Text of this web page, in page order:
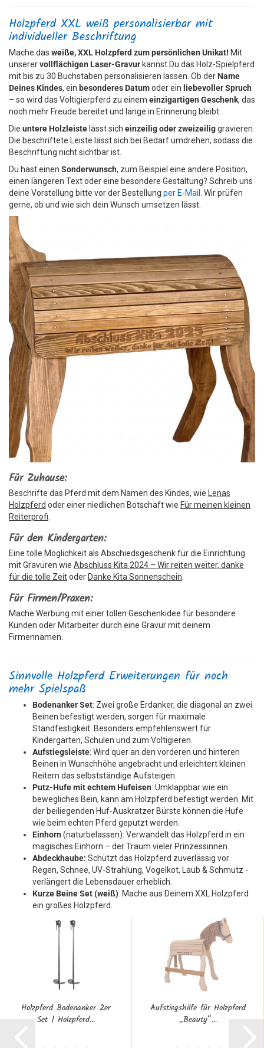
Holzpferd XXL weiß personalisierbar mit
individueller Beschriftung
Mache das weiße, XXL Holzpferd zum persönlichen Unikat! Mit
unserervollflächigen Laser-Gravur kannst Du das Holz-Spielpferd
mit bis zu 30 Buchstaben personalisieren lassen. Ob der Name
Deines Kindes, ein besonderes Datumoder ein liebevoller Spruch
– so wird das Voltigierpferd zu einem einzigartigen Geschenk, das
noch mehr Freude bereitet und lange in Erinnerung bleibt.
Die untere Holzleiste lässt sich einzeilig oder zweizeiliggravieren.
Die beschriftete Leiste lässt sich bei Bedarf umdrehen, sodass die
Beschriftung nicht sichtbar ist.
Du hast einen Sonderwunsch, zum Beispiel eine andere Position,
einen längeren Text oder eine besondere Gestaltung? Schreib uns
deine Vorstellung bitte vor der Bestellung per E-Mail
. Wir prüfen
gerne, ob und wie sich dein Wunsch umsetzen lässt.
Für Zuhause:
Beschrifte das Pferd mit dem Namen des Kindes, wie
Lenas
Holzpferd oder einer niedlichen Botschaft wie Für meinen kleinen
Reiterprofi
Für den Kindergarten:
Eine tolle Möglichkeit als Abschiedsgeschenk für die Einrichtung
mit Gravuren wie Abschluss Kita 2024 – Wir reiten weiter, danke
für die tolle Zeitoder Danke Kita Sonnenschein
Für Firmen/Praxen:
Mache Werbung mit einer tollen Geschenkidee für besondere
Kunden oder Mitarbeiter durch eine Gravur mit deinem
Firmennamen.
Sinnvolle Holzpferd Erweiterungen für noch
mehr Spielspaß
Bodenanker Set: Zwei große Erdanker, die diagonal an zwei
Beinen befestigt werden, sorgen für maximale
Standfestigkeit. Besonders empfehlenswert für
Kindergärten, Schulen und zum Voltigieren.
Aufstiegsleiste: Wird quer an den vorderen und hinteren
Beinen in Wunschhöhe angebracht und erleichtert kleinen
Reitern das selbstständige Aufsteigen.
Putz-Hufe mit echtem Hufeisen: Umklappbar wie ein
bewegliches Bein, kann am Holzpferd befestigt werden. Mit
der beiliegenden Huf-Auskratzer Bürste können die Hufe
wie beim echten Pferd geputzt werden.
Einhorn (naturbelassen): Verwandelt das Holzpferd in ein
magisches Einhorn – der Traum vieler Prinzessinnen.
Abdeckhaube: Schützt das Holzpferd zuverlässig vor
Regen, Schnee, UV-Strahlung, Vogelkot, Laub & Schmutz -
verlängert die Lebensdauer erheblich.
Kurze Beine Set (weiß): Mache aus Deinem XXL Holzpferd
ein großes Holzpferd.
Holzpferd Bodenanker 2er
Set | Holzpferd...
Aufstiegshilfe für Holzpferd
„Beauty“...